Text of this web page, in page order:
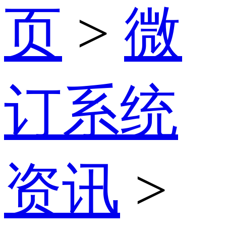
页 > 微
订系统
资讯 >